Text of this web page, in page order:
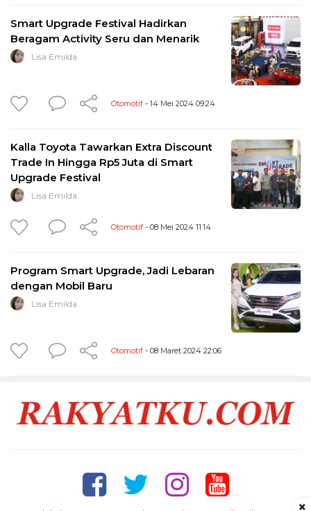
Smart Upgrade Festival Hadirkan
Beragam Activity Seru dan Menarik
Lisa Emilda
Otomotif - 14 Mei 2024 09:24
Kalla Toyota Tawarkan Extra Discount
Trade In Hingga Rp5 Juta di Smart
Upgrade Festival
Lisa Emilda
Otomotif - 08 Mei 2024 11:14
Program Smart Upgrade, Jadi Lebaran
dengan Mobil Baru
Lisa Emilda
Otomotif - 08 Maret 2024 22:06
×